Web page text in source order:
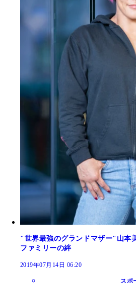
"世界最強のグランドマザー"山本
ファミリーの絆
2019年07月14日 06:20
スポ